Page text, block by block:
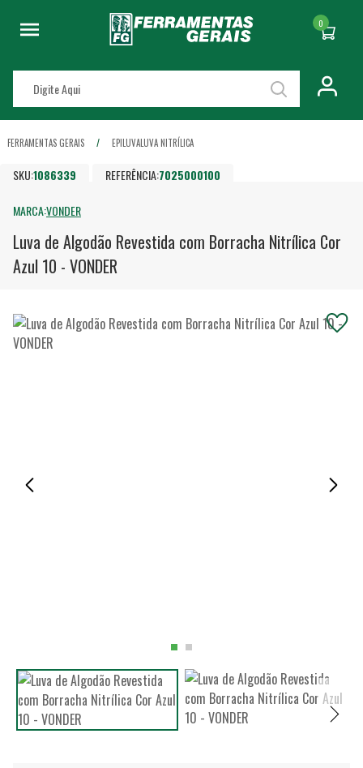
0
FERRAMENTAS GERAIS EPILUVALUVA NITRÍLICA
SKU:1086339 REFERÊNCIA:7025000100
MARCA:VONDER
Luva de Algodão Revestida com Borracha Nitrílica Cor
Azul 10 - VONDER